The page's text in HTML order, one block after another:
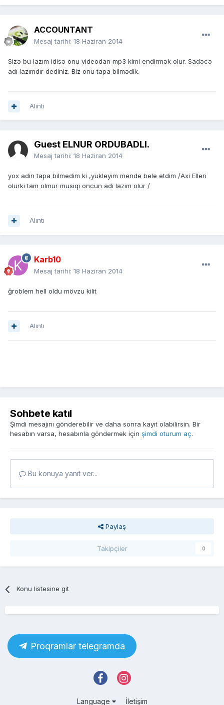
ACCOUNTANT
Mesaj tarihi: 18 Haziran 2014
Sizə bu lazım idisə onu videodan mp3 kimi endirmək olur. Sadəcə
adı lazımdır dediniz. Biz onu tapa bilmədik.
Alıntı
Guest ELNUR ORDUBADLI.
Mesaj tarihi: 18 Haziran 2014
yox adin tapa bilmedim ki ,yukleyim mende bele etdim /Axi Elleri
olurki tam olmur musiqi oncun adi lazim olur /
Alıntı
Karb10
Mesaj tarihi: 18 Haziran 2014
ğroblem hell oldu mövzu kilit
Alıntı
Sohbete katıl
Şimdi mesajını gönderebilir ve daha sonra kayıt olabilirsin. Bir
hesabın varsa, hesabınla göndermek için şimdi oturum aç.
Bu konuya yanıt ver...
Paylaş
Takipçiler 0
Konu listesine git
Proqramlar telegramda
Language İletişim